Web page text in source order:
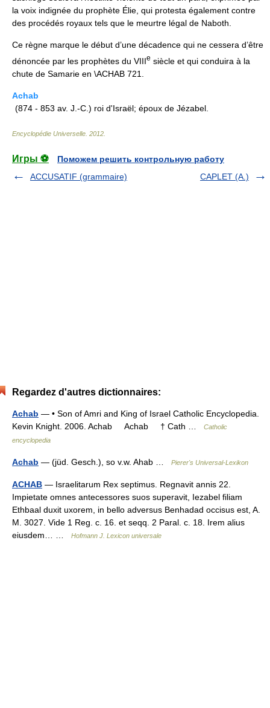
la voix indignée du prophète Élie, qui protesta également contre
des procédés royaux tels que le meurtre légal de Naboth.
Ce règne marque le début d’une décadence qui ne cessera d’être
dénoncée par les prophètes du VIIIe siècle et qui conduira à la
chute de Samarie en \ACHAB 721.
Achab
(874 - 853 av. J.-C.) roi d'Israël; époux de Jézabel.
Encyclopédie Universelle 2012
Игры ⚽
Поможем решить контрольную работу
ACCUSATIF (grammaire)
CAPLET (A.)
Regardez d'autres dictionnaires:
Achab — • Son of Amri and King of Israel Catholic Encyclopedia.
Kevin Knight. 2006. Achab Achab † Cath …
Catholic
encyclopedia
Achab — (jüd. Gesch.), so v.w. Ahab … Pierer's Universal-Lexikon
ACHAB — Israelitarum Rex septimus. Regnavit annis 22.
Impietate omnes antecessores suos superavit, Iezabel filiam
Ethbaal duxit uxorem, in bello adversus Benhadad occisus est, A.
M. 3027. Vide 1 Reg. c. 16. et seqq. 2 Paral. c. 18. Irem alius
eiusdem… …
Hofmann J. Lexicon universale